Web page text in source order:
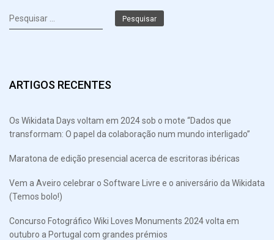
Pesquisar
por:
ARTIGOS RECENTES
Os Wikidata Days voltam em 2024 sob o mote “Dados que
transformam: O papel da colaboração num mundo interligado”
Maratona de edição presencial acerca de escritoras ibéricas
Vem a Aveiro celebrar o Software Livre e o aniversário da Wikidata
(Temos bolo!)
Concurso Fotográfico Wiki Loves Monuments 2024 volta em
outubro a Portugal com grandes prémios